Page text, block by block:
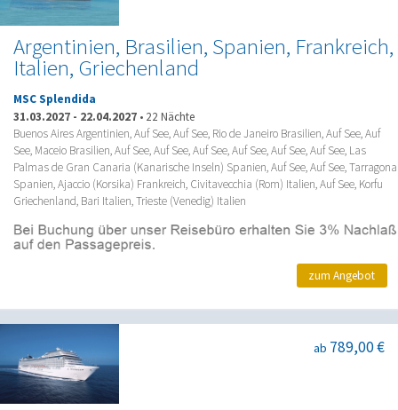
Argentinien, Brasilien, Spanien, Frankreich,
Italien, Griechenland
MSC Splendida
31.03.2027 - 22.04.2027 • 22 Nächte
Buenos Aires Argentinien, Auf See, Auf See, Rio de Janeiro Brasilien, Auf See, Auf
See, Maceio Brasilien, Auf See, Auf See, Auf See, Auf See, Auf See, Auf See, Las
Palmas de Gran Canaria (Kanarische Inseln) Spanien, Auf See, Auf See, Tarragona
Spanien, Ajaccio (Korsika) Frankreich, Civitavecchia (Rom) Italien, Auf See, Korfu
Griechenland, Bari Italien, Trieste (Venedig) Italien
zum Angebot
ab 789,00 €